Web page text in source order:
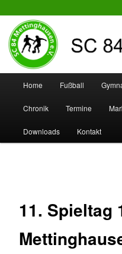
SC 84
Zum
Inhalt
wechseln
Zum
sekundären
Inhalt
Home Fußball
Chronik Termine
Downloads Kontakt
11. Spieltag